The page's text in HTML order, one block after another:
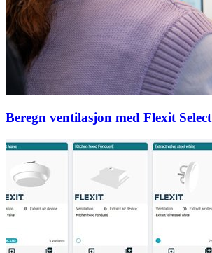
Beregn ventilasjon med Flexit Select